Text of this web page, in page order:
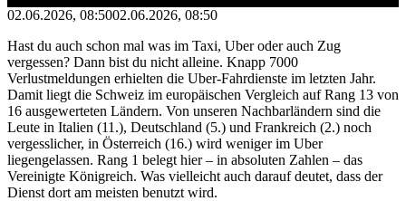
02.06.2026, 08:5002.06.2026, 08:50
Hast du auch schon mal was im Taxi, Uber oder auch Zug
vergessen? Dann bist du nicht alleine. Knapp 7000
Verlustmeldungen erhielten die Uber-Fahrdienste im letzten Jahr.
Damit liegt die Schweiz im europäischen Vergleich auf Rang 13 von
16 ausgewerteten Ländern. Von unseren Nachbarländern sind die
Leute in Italien (11.), Deutschland (5.) und Frankreich (2.) noch
vergesslicher, in Österreich (16.) wird weniger im Uber
liegengelassen. Rang 1 belegt hier – in absoluten Zahlen – das
Vereinigte Königreich. Was vielleicht auch darauf deutet, dass der
Dienst dort am meisten benutzt wird.